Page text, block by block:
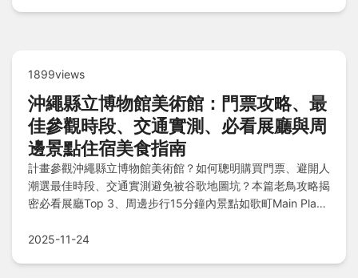
1899views
沖繩縣立博物館美術館：門票攻略、最
佳參觀時段、交通實測、必看展廳與周
邊景點住宿美食指南
計畫參觀沖繩縣立博物館美術館？如何聰明購買門票、避開人
潮選最佳時段、交通實測避免被谷歌地圖坑？本篇老鳥攻略揭
密必看展廳Top 3、周邊步行15分鐘內景點如歌町Main Place
Q&A快問快答一次搞定！
2025-11-24